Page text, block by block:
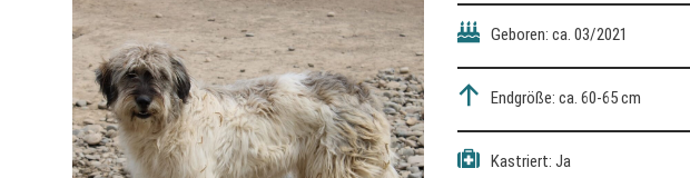
Geboren: ca. 03/2021
Endgröße: ca. 60-65 cm
Kastriert: Ja